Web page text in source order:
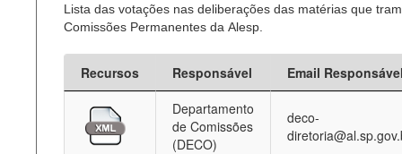
Lista das votações nas deliberações das matérias que
Comissões Permanentes da Alesp.
Recursos Responsável
Email
Departamento
de Comissões
(DECO)
deco-